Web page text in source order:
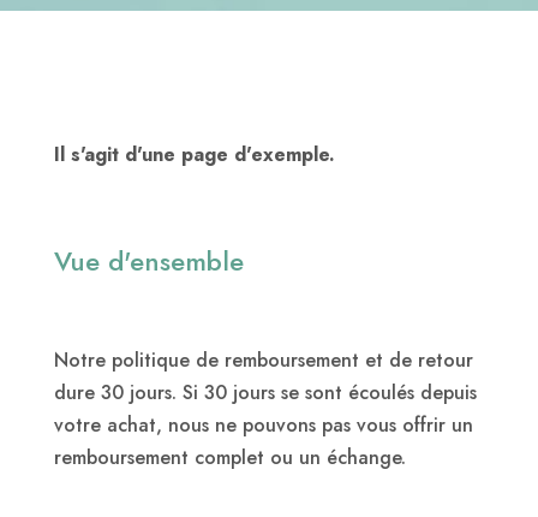
Il s'agit d'une page d'exemple.
Vue d'ensemble
Notre politique de remboursement et de retour
dure 30 jours. Si 30 jours se sont écoulés depuis
votre achat, nous ne pouvons pas vous offrir un
remboursement complet ou un échange.